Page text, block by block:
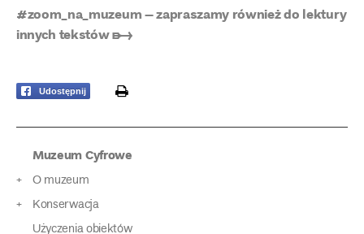
#zoom_na_muzeum – zapraszamy również do lektury
innych tekstów ➸
Udostępnij print
Muzeum Cyfrowe
O muzeum
Konserwacja
Użyczenia obiektów